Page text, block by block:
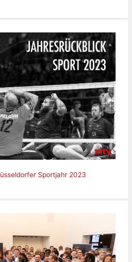
Sportjahr 2023